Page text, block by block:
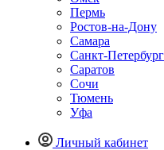
Пермь
Ростов-на-Дону
Самара
Санкт-Петербург
Саратов
Сочи
Тюмень
Уфа
Личный кабинет